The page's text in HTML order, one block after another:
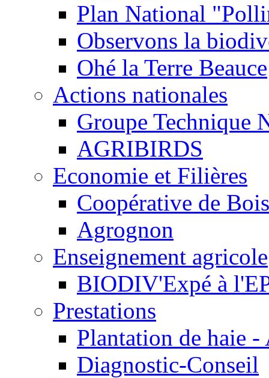
Plan National
Observons la
Ohé la Terre Beauce
Actions nationales
Groupe Technique
AGRIBIRDS
Economie et Filières
Coopérative de
Agrognon
Enseignement agricole
BIODIV'Expé à
Prestations
Plantation de haie
Diagnostic-Conseil